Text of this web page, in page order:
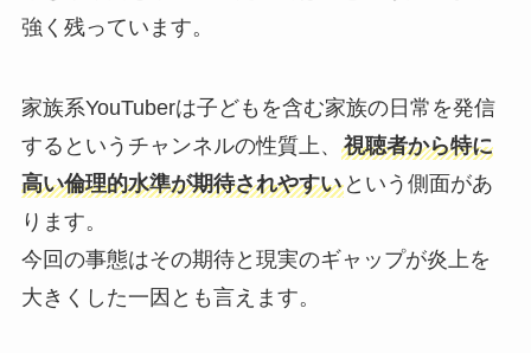
強く残っています。
家族系YouTuberは子どもを含む家族の日常を発信
するというチャンネルの性質上、 視聴者から特に
高い倫理的水準が期待されやすいという側面があ
ります。
今回の事態はその期待と現実のギャップが炎上を
大きくした一因とも言えます。